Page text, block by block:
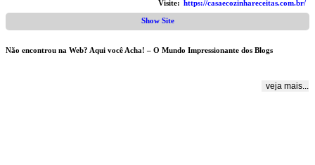
Visite: https://casaecozinhareceitas.com.br/
Show Site
Não encontrou na Web? Aqui você Acha! – O Mundo Impressionante dos Blogs
veja mais...